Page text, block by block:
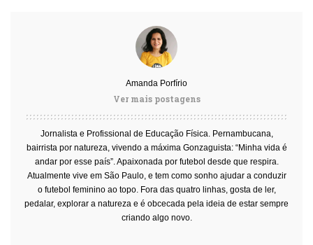
Amanda Porfírio
Ver mais postagens
Jornalista e Profissional de Educação Física. Pernambucana,
bairrista por natureza, vivendo a máxima Gonzaguista: “Minha vida é
andar por esse país”. Apaixonada por futebol desde que respira.
Atualmente vive em São Paulo, e tem como sonho ajudar a conduzir
o futebol feminino ao topo. Fora das quatro linhas, gosta de ler,
pedalar, explorar a natureza e é obcecada pela ideia de estar sempre
criando algo novo.